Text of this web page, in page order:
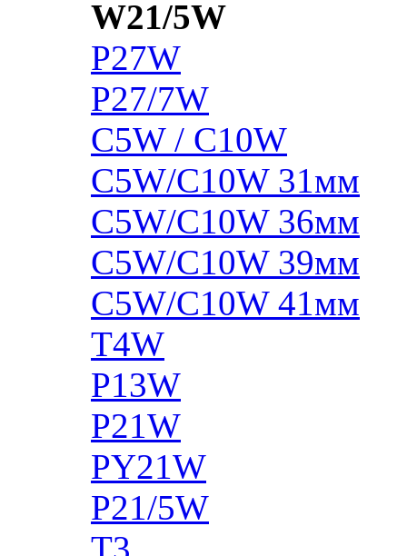
W21/5W
P27W
P27/7W
C5W / C10W
C5W/C10W 31мм
C5W/C10W 36мм
C5W/C10W 39мм
C5W/C10W 41мм
T4W
P13W
P21W
PY21W
P21/5W
T3